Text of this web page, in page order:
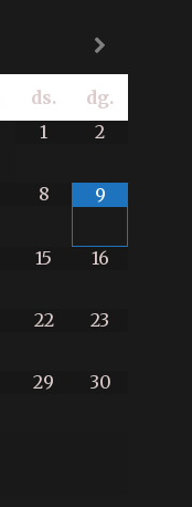
ds.
dg.
1
2
8 9
15 16
22 23
29 30